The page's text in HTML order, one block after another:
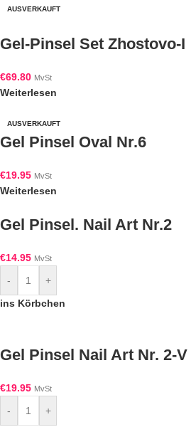
AUSVERKAUFT
Gel-Pinsel Set Zhostovo-I
€69.80 MvSt
Weiterlesen
AUSVERKAUFT
Gel Pinsel Oval Nr.6
€19.95 MvSt
Weiterlesen
Gel Pinsel. Nail Art Nr.2
€14.95 MvSt
-
+
ins Körbchen
Gel Pinsel Nail Art Nr. 2-V
€19.95 MvSt
-
+